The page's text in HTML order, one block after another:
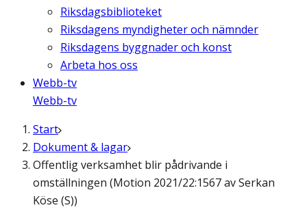
Riksdagsbiblioteket
Riksdagens myndigheter och nämnder
Riksdagens byggnader och konst
Arbeta hos oss
Webb-tv
Webb-tv
Start
Dokument & lagar
Offentlig verksamhet blir pådrivande i
omställningen (Motion 2021/22:1567 av Serkan
Köse (S))